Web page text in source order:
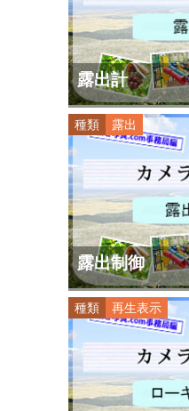
露出計
種類 露出
露出制御
種類 再生表示